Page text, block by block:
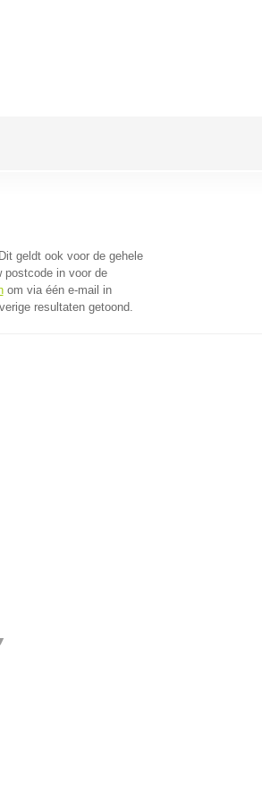
geldt ook voor de gehele
postcode in voor de
om via één e-mail in
resultaten getoond.